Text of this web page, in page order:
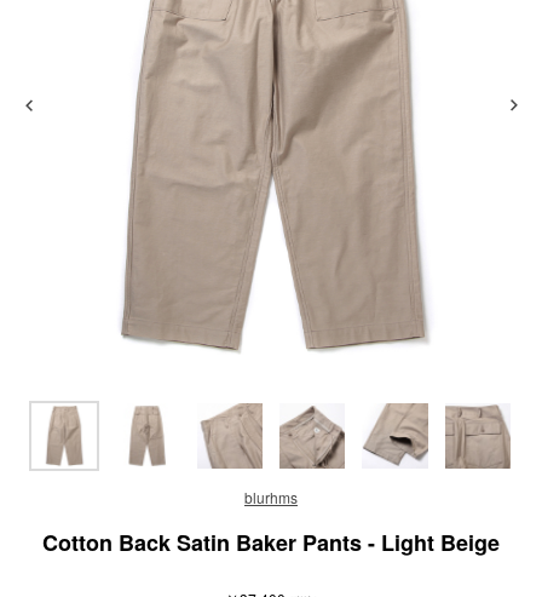
blurhms
Cotton Back Satin Baker Pants - Light Beige